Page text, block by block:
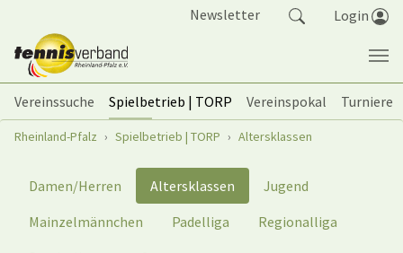
Newsletter Login
Vereinssuche Spielbetrieb | TORP Vereinspokal
Turniere
Sie sind hier:
Rheinland-Pfalz Spielbetrieb | TORP Altersklassen
Damen/Herren Altersklassen
Jugend
Mainzelmännchen
Padelliga
Regionalliga